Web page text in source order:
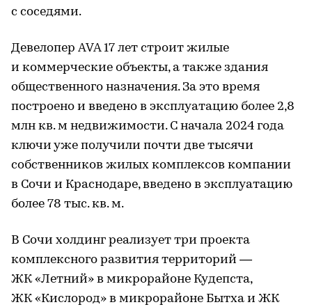
с соседями.
Девелопер AVA 17 лет строит жилые
и коммерческие объекты, а также здания
общественного назначения. За это время
построено и введено в эксплуатацию более 2,8
млн кв. м недвижимости. С начала 2024 года
ключи уже получили почти две тысячи
собственников жилых комплексов компании
в Сочи и Краснодаре, введено в эксплуатацию
более 78 тыс. кв. м.
В Сочи холдинг реализует три проекта
комплексного развития территорий —
ЖК «Летний» в микрорайоне Кудепста,
ЖК «Кислород» в микрорайоне Бытха и ЖК